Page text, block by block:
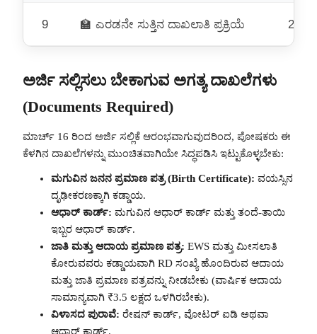
9 🏫 ಎರಡನೇ ಸುತ್ತಿನ ದಾಖಲಾತಿ ಪ್ರಕ್ರಿಯೆ
ಅರ್ಜಿ ಸಲ್ಲಿಸಲು ಬೇಕಾಗುವ ಅಗತ್ಯ ದಾಖಲೆಗಳು
(Documents Required)
ಮಾರ್ಚ್ 16 ರಿಂದ ಅರ್ಜಿ ಸಲ್ಲಿಕೆ ಆರಂಭವಾಗುವುದರಿಂದ, ಪೋಷಕರು ಈ
ಕೆಳಗಿನ ದಾಖಲೆಗಳನ್ನು ಮುಂಚಿತವಾಗಿಯೇ ಸಿದ್ಧಪಡಿಸಿ ಇಟ್ಟುಕೊಳ್ಳಬೇಕು:
ಮಗುವಿನ ಜನನ ಪ್ರಮಾಣ ಪತ್ರ (Birth Certificate): ವಯಸ್ಸಿನ
ದೃಢೀಕರಣಕ್ಕಾಗಿ ಕಡ್ಡಾಯ.
ಆಧಾರ್ ಕಾರ್ಡ್: ಮಗುವಿನ ಆಧಾರ್ ಕಾರ್ಡ್ ಮತ್ತು ತಂದೆ-ತಾಯಿ
ಇಬ್ಬರ ಆಧಾರ್ ಕಾರ್ಡ್.
ಜಾತಿ ಮತ್ತು ಆದಾಯ ಪ್ರಮಾಣ ಪತ್ರ: EWS ಮತ್ತು ಮೀಸಲಾತಿ
ಕೋರುವವರು ಕಡ್ಡಾಯವಾಗಿ RD ಸಂಖ್ಯೆ ಹೊಂದಿರುವ ಆದಾಯ
ಮತ್ತು ಜಾತಿ ಪ್ರಮಾಣ ಪತ್ರವನ್ನು ನೀಡಬೇಕು (ವಾರ್ಷಿಕ ಆದಾಯ
ಸಾಮಾನ್ಯವಾಗಿ ₹3.5 ಲಕ್ಷದ ಒಳಗಿರಬೇಕು).
ವಿಳಾಸದ ಪುರಾವೆ: ರೇಷನ್ ಕಾರ್ಡ್, ವೋಟರ್ ಐಡಿ ಅಥವಾ
ಆಧಾರ್ ಕಾರ್ಡ್.